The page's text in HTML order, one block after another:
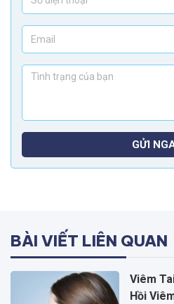
GỬI
BÀI VIẾT LIÊN QUAN
Viêm
Hồi